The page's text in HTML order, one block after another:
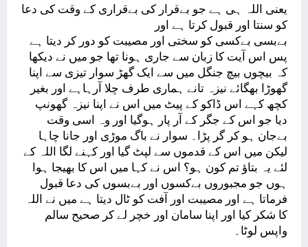
یعنی اللہ ہی ہے جو بےقرار کی بےقراری کے وقت کی دعا
کو سنتا اور قبول کرتا ہے اور
بےبسی بےکسی کو سختی اور مصیبت کو دور کر دیتا ہے
پس اس آیت کا زبان سے جاری ہونا تھا جو میں نے دیکھا
کہ بیچوں بیچ جنگل میں سے ایک گھڑ سوار تیزی سے اپنا
گھوڑا بھگائے نیزہ تانے ہماری طرف چلا آرہاہے اور بغیر
کچھ کہے اس ڈاکو کے پیٹ میں اس نے اپنا نیزہ گھونپ
دیا جو اس کے جگر کے آر پار ہوگیا اور وہ اسی وقت
بےجان ہو کر گر پڑا۔ سوار نے باگ موڑی اور جانا چاہا
لیکن میں اس کے قدموں سے لپٹ گیا اور کہنے لگا اللہ کے
لئے یہ بتاؤ تم کون ہو؟ اس نے کہا میں اس کا بھیجا ہوا
ہوں جو مجبوروں بےکسوں اور بےبسوں کی دعا قبول
فرماتا ہے اور مصیبت اور آفت کو ٹال دیتا ہے میں نے اللہ
کا شکر کیا اور اپنا سامان اور خچر لے کر صحیح سالم
واپس لوٹا۔